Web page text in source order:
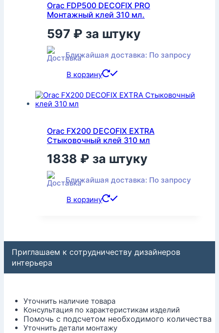
Orac FDP500 DECOFIX PRO
Монтажный клей 310 мл.
597 ₽ за штуку
Ближайшая доставка: По запросу
В корзину
Orac FX200 DECOFIX EXTRA
Стыковочный клей 310 мл
1838 ₽ за штуку
Ближайшая доставка: По запросу
В корзину
Приглашаем к сотрудничеству дизайнеров
интерьера
Уточнить наличие товара
Консультация по характеристикам изделий
Помочь с подсчетом необходимого количества
Уточнить детали монтажу